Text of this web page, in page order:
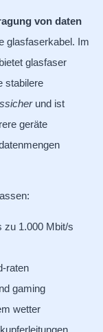
von daten
glasfaserkabel. Im
glasfaser
stabilere
und ist
geräte
zu 1.000 Mbit/s
raten
gaming
wetter